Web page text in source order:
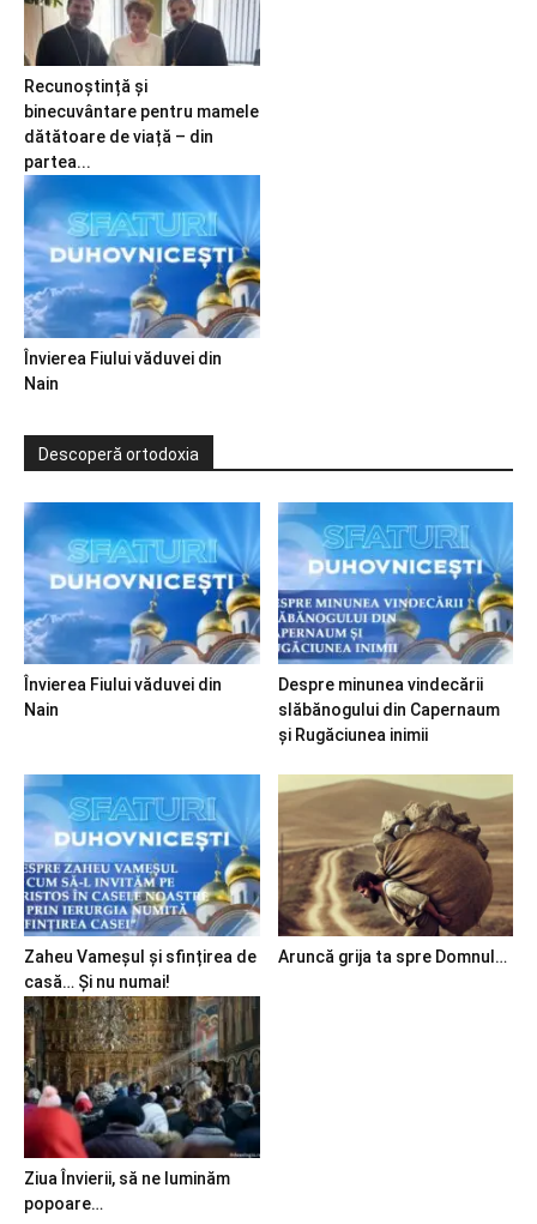
Recunoștință și
binecuvântare pentru mamele
dătătoare de viață – din
partea...
Învierea Fiului văduvei din
Nain
Descoperă ortodoxia
Învierea Fiului văduvei din
Nain
Despre minunea vindecării
slăbănogului din Capernaum
și Rugăciunea inimii
Zaheu Vameșul și sfințirea de
casă… Și nu numai!
Aruncă grija ta spre Domnul…
Ziua Învierii, să ne luminăm
popoare…